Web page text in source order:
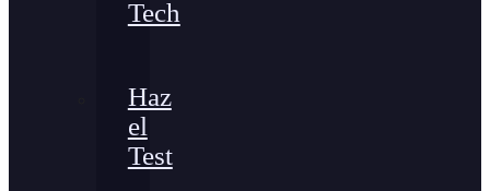
Tech
Haz
el
Test